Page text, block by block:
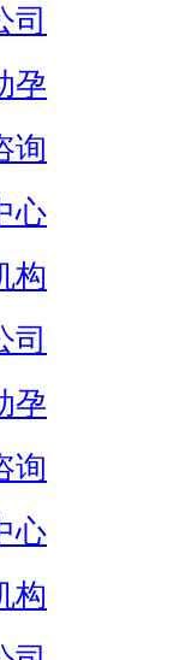
司
孕
询
心
构
司
孕
询
心
构